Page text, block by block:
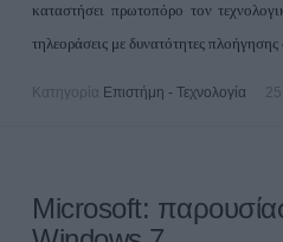
καταστήσει πρωτοπόρο τον
τηλεοράσεις με δυνατότητες
Κατηγορία Επιστήμη - Τεχνολογία
Microsoft: